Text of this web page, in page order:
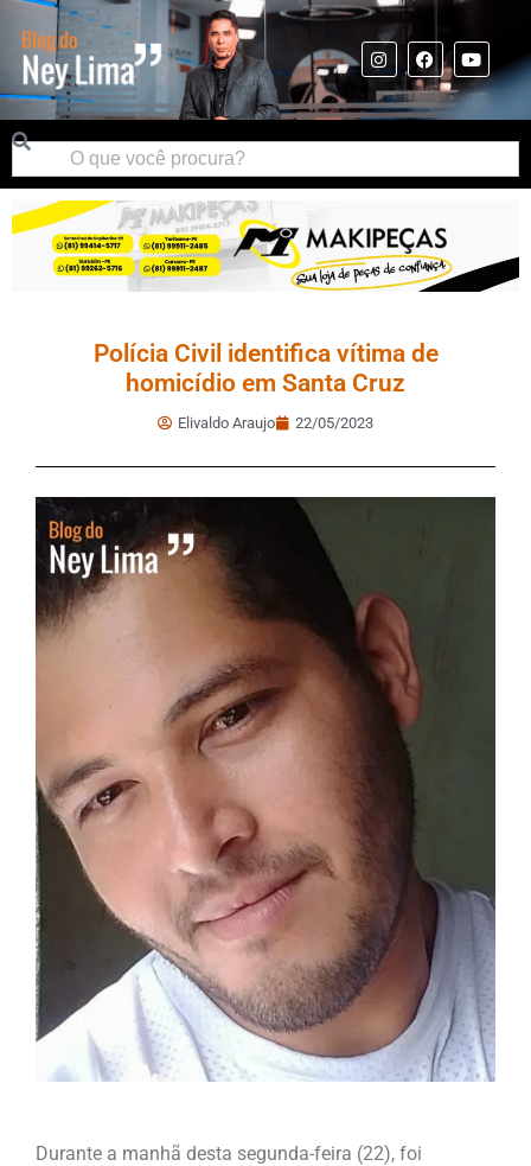
Polícia Civil identifica vítima de
homicídio em Santa Cruz
Elivaldo Araujo 22/05/2023
Durante a manhã desta segunda-feira (22), foi